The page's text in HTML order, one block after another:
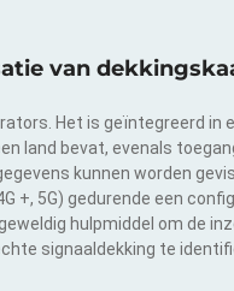
van
Het is geïntegreerd in
land bevat, evenals
kunnen worden
+, 5G) gedurende een
hulpmiddel om de
signaaldekking te